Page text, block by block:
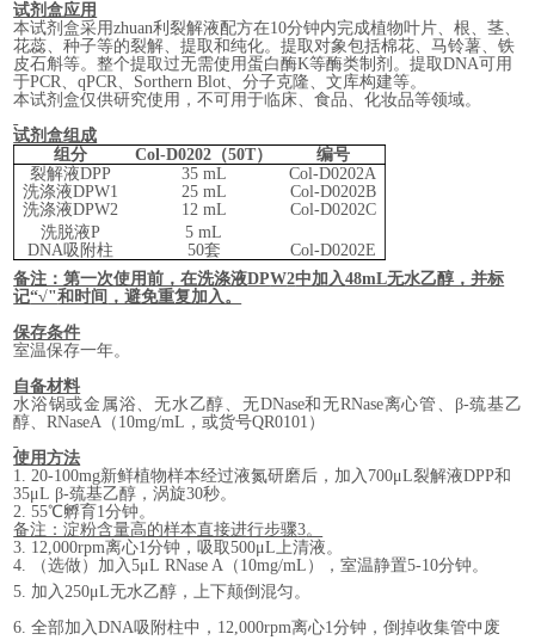
试剂盒应用
本试剂盒采用zhuan利裂解液配方在10分钟内完成植物叶片、根、茎、
花蕊、种子等的裂解、提取和纯化。提取对象包括棉花、马铃薯、铁
皮石斛等。整个提取过无需使用蛋白酶K等酶类制剂 。提取DNA可用
于PCR、qPCR、 Sorthern Blot、分子克隆、文库构建等。
本试剂盒仅供研究使用，不可用于临床、食品、化妆品等领域。
试剂盒组成
组分
Col-D0202 （50T）
编号
裂解液DPP 35mL Col-D0202A
洗涤液DPW1 25mL Col-D0202B
洗涤液DPW2 12 mL Col-D0202C
洗脱液P 5 mL
DNA吸附柱 50套 Col-D0202E
备注：第一次使用前，在洗涤液DPW2中加入48mL无水乙醇，并标
记“√"和时间 ，避免重复加入。
保存条件
室温保存一年。
自备材料
水浴锅或金属浴、无水乙醇、 无DNase和无RNase离心管 、 β-巯基乙
醇、RNaseA （ 10mg/mL ，或货号QR0101 ）
使用方法
1.20-100mg新鲜植物样本经过液氮研磨后， 加入 700μL裂解液DPP和
35μL β-巯基乙醇，涡旋30秒。
2.55℃孵育1分钟。
备注：淀粉含量高的样本直接进行步骤3。
3. 12,000rpm离心1分钟，吸取500μL上清液。
4.
（选做）加入5μL RNase A （ 10mg/mL ），室温静置5-10分钟。
5. 加入250μL无水乙醇，上下颠倒混匀。
6.全部加入DNA吸附柱中， 12,000rpm离心1分钟 ，倒掉收集管中废